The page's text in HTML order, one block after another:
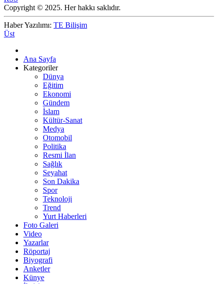
Copyright © 2025. Her hakkı saklıdır.
Haber Yazılımı: TE Bilişim
Üst
Ana Sayfa
Kategoriler
Dünya
Eğitim
Ekonomi
Gündem
İslam
Kültür-Sanat
Medya
Otomobil
Politika
Resmi İlan
Sağlık
Seyahat
Son Dakika
Spor
Teknoloji
Trend
Yurt Haberleri
Foto Galeri
Video
Yazarlar
Röportaj
Biyografi
Anketler
Künye